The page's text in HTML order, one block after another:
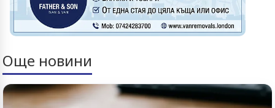
Още новини